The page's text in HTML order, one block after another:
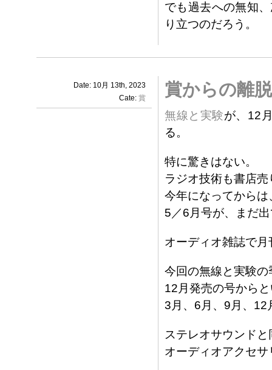
でも過去への無知
り立つのだろう。
Date: 10月 13th, 2023
Cate: 賞 賞からの離
無線と実験が、12
る。
特に驚きはない。
ラジオ技術も書店
今年になってから
5／6月号が、まだ
オーディオ雑誌で
今回の無線と実験
12月発売の号から
3月、6月、9月、12
ステレオサウンド
オーディオアクセ